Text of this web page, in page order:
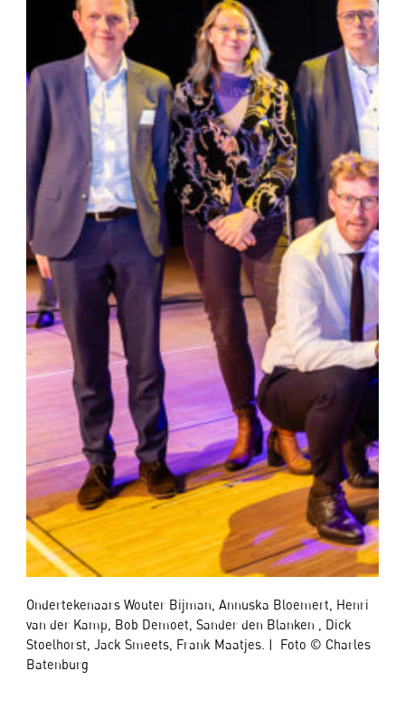
Ondertekenaars Wouter Bijman, Annuska Bloemert, Henri
van der Kamp, Bob Demoet, Sander den Blanken , Dick
Stoelhorst, Jack Smeets, Frank Maatjes. | Foto © Charles
Batenburg